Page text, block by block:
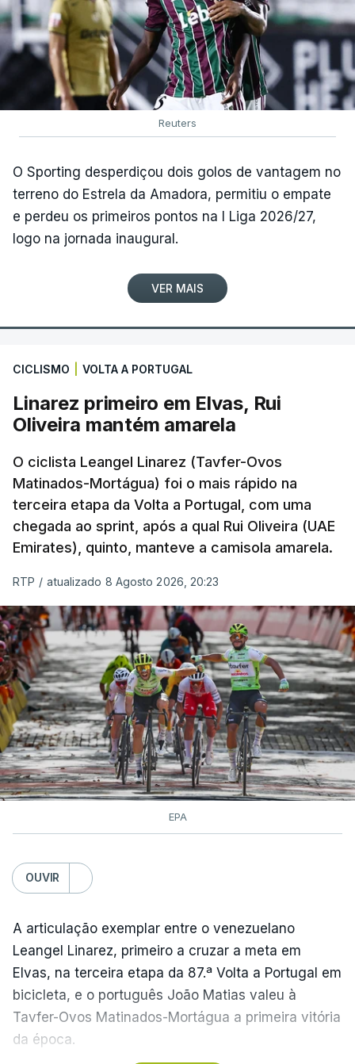
Reuters
O Sporting desperdiçou dois golos de vantagem no
terreno do Estrela da Amadora, permitiu o empate
e perdeu os primeiros pontos na I Liga 2026/27,
logo na jornada inaugural.
VER MAIS
CICLISMO VOLTA A PORTUGAL
Linarez primeiro em Elvas, Rui
Oliveira mantém amarela
O ciclista Leangel Linarez (Tavfer-Ovos
Matinados-Mortágua) foi o mais rápido na
terceira etapa da Volta a Portugal, com uma
chegada ao sprint, após a qual Rui Oliveira (UAE
Emirates), quinto, manteve a camisola amarela.
RTP / atualizado 8 Agosto 2026, 20:23
EPA
OUVIR
A articulação exemplar entre o venezuelano
Leangel Linarez, primeiro a cruzar a meta em
Elvas, na terceira etapa da 87.ª Volta a Portugal em
bicicleta, e o português João Matias valeu à
Tavfer-Ovos Matinados-Mortágua a primeira vitória
da época.